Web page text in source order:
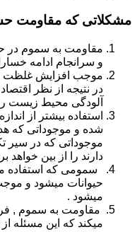
مشکلاتی که مقاومت
مقاومت به سموم
و سرانجام ادامه
موجب افزایش غلظت
در نتیجه از نظر
آلودگی محیط زیست
استفاده بیشتر از
شده و موجوداتی که
موجوداتی که در سیر
دارند را از بین خواهد
سمومی که استفاده
حیوانات میشود و
میشود .
مقاومت به سموم ,
میکند که این مسئله